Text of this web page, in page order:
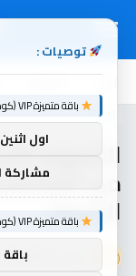
اخبار أسواق
أسواق
الأسهم
من
الاتجاه
arb
توصيات :
باقة متميزة VIP (كود: AA38045):
اول
مشاركة
باقة متميزة VIP (كود: AA11138):